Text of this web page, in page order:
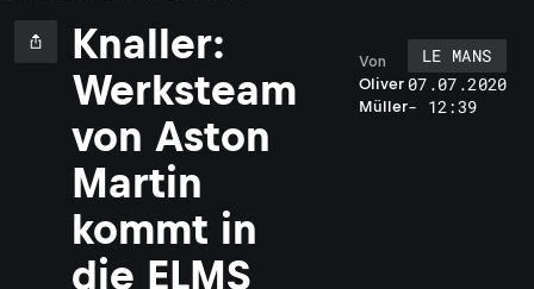
Knaller:
Werksteam
von Aston
Martin
kommt in
die ELMS
Oliver
Müller
Von
LE MANS
07.07.2020
- 12:39